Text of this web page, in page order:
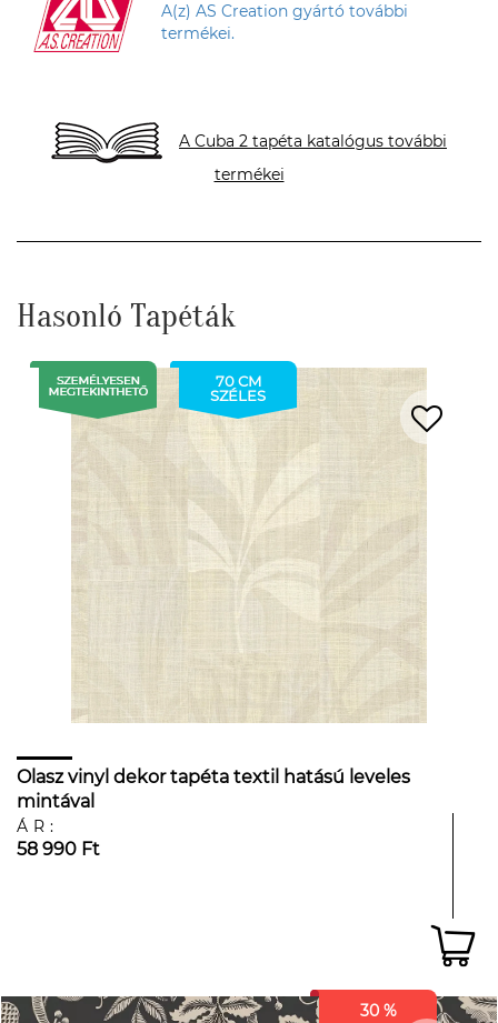
A(z) AS Creation gyártó további
termékei.
A Cuba 2 tapéta katalógus további
termékei
Hasonló Tapéták
70 CM
SZÉLES
Olasz vinyl dekor tapéta textil hatású leveles
mintával
ÁR:
58 990 Ft
30 %